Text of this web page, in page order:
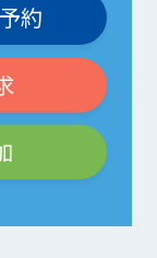
約